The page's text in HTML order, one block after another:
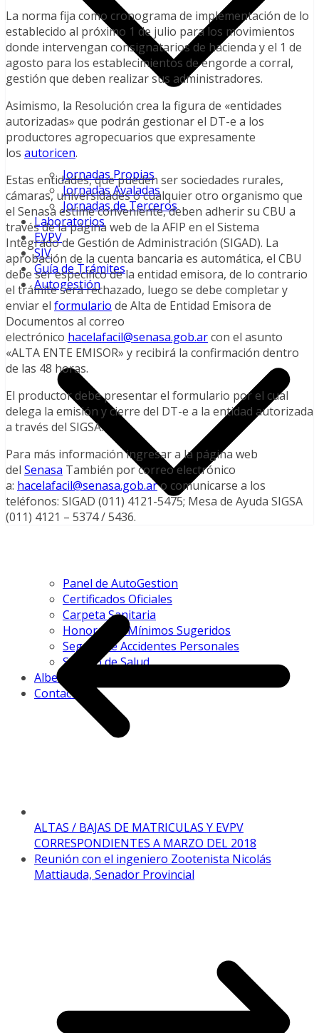
Jornadas Propias
Jornadas Avaladas
Jornadas de Terceros
Laboratorios
EVPV
SIV
Guía de Trámites
Autogestión
Panel de AutoGestion
Certificados Oficiales
Carpeta Sanitaria
Honorarios Mínimos Sugeridos
Seguro de Accidentes Personales
Seguro de Salud
Albeitar
Contacto
La norma fija como cronograma de implementación de lo
establecido al próximo 1 de julio para los movimientos
donde intervengan consignatarios de hacienda y el 1 de
agosto para los establecimientos de engorde a corral,
gestión que deben realizar sus administradores.
Asimismo, la Resolución crea la figura de «entidades
autorizadas» que podrán gestionar el DT-e a los
productores agropecuarios que expresamente
los autoricen.
Estas entidades, que pueden ser sociedades rurales,
cámaras, universidades o cualquier otro organismo que
el Senasa estime conveniente, deben adherir su CBU a
través de la página web de la AFIP en el Sistema
Integrado de Gestión de Administración (SIGAD). La
aprobación de la cuenta bancaria es automática, el CBU
debe ser específico de la entidad emisora, de lo contrario
el trámite será rechazado, luego se debe completar y
enviar el formulario de Alta de Entidad Emisora de
Documentos al correo
electrónico hacelafacil@senasa.gob.arcon el asunto
«ALTA ENTE EMISOR» y recibirá la confirmación dentro
de las 48 horas.
El productor debe presentar el formulario por el cual
delega la emisión y cierre del DT-e a la entidad autorizada
a través del SIGSA.
Para más información ingresar a la página web
del Senasa También por correo electrónico
a: hacelafacil@senasa.gob.aro comunicarse a los
teléfonos: SIGAD (011) 4121-5475; Mesa de Ayuda SIGSA
(011) 4121 – 5374 / 5436.
ALTAS / BAJAS DE MATRICULAS Y EVPV
CORRESPONDIENTES A MARZO DEL 2018
Reunión con el ingeniero Zootenista Nicolás
Mattiauda, Senador Provincial